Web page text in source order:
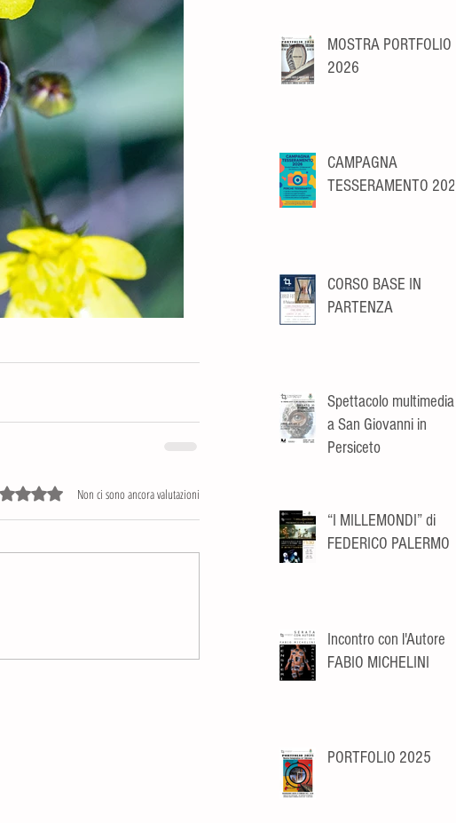
0 stelle su 5.
Non ci sono ancora valutazioni
MOSTRA PORTFOLIO
2026
CAMPAGNA
TESSERAMENTO 2026
CORSO BASE IN
PARTENZA
Spettacolo multimediale
a San Giovanni in
Persiceto
“I MILLEMONDI” di
FEDERICO PALERMO
Incontro con l'Autore
FABIO MICHELINI
PORTFOLIO 2025